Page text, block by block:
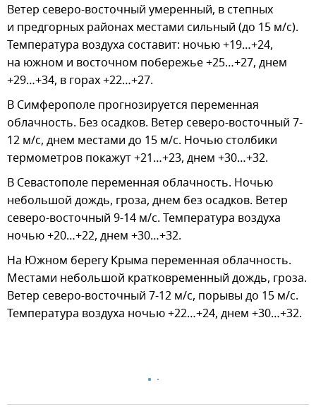
Ветер северо-восточный умеренный, в степных
и предгорных районах местами сильный (до 15 м/с).
Температура воздуха составит: ночью +19…+24,
на южном и восточном побережье +25…+27, днем
+29…+34, в горах +22…+27.
В Симферополе прогнозируется переменная
облачность. Без осадков. Ветер северо-восточный 7-
12 м/с, днем местами до 15 м/с. Ночью столбики
термометров покажут +21…+23, днем +30…+32.
В Севастополе переменная облачность. Ночью
небольшой дождь, гроза, днем без осадков. Ветер
северо-восточный 9-14 м/с. Температура воздуха
ночью +20…+22, днем +30…+32.
На Южном берегу Крыма переменная облачность.
Местами небольшой кратковременный дождь, гроза.
Ветер северо-восточный 7-12 м/с, порывы до 15 м/с.
Температура воздуха ночью +22…+24, днем +30…+32.